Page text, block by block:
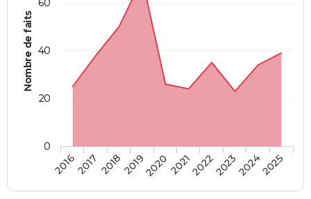
Nombre de faits
20162017 20182019202020212022202320242025
0
20
40
60